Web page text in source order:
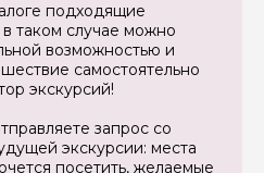
подходящие
таком случае можно
возможностью и
самостоятельно
экскурсий!
запрос со
экскурсии: места
посетить, желаемые